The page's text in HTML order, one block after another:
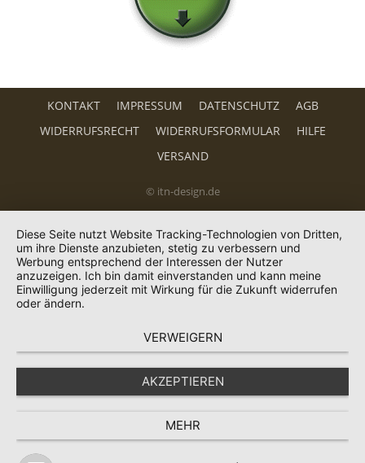
KONTAKT IMPRESSUM DATENSCHUTZ
AGB
WIDERRUFSRECHT
WIDERRUFSFORMULAR
HILFE
VERSAND
© itn-design.de
Diese Seite nutzt Website Tracking-Technologien von Dritten,
um ihre Dienste anzubieten, stetig zu verbessern und
Werbung entsprechend der Interessen der Nutzer
anzuzeigen. Ich bin damit einverstanden und kann meine
Einwilligung jederzeit mit Wirkung für die Zukunft widerrufen
oder ändern.
VERWEIGERN
AKZEPTIEREN
MEHR